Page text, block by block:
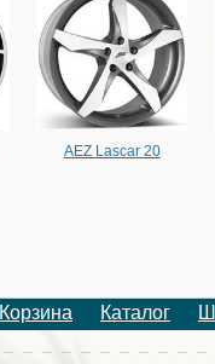
AEZ Lascar 20
Корзина Каталог